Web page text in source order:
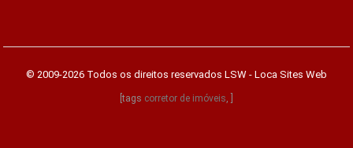
© 2009-2026 Todos os direitos reservados LSW - Loca Sites Web
[tags corretor de imóveis, ]